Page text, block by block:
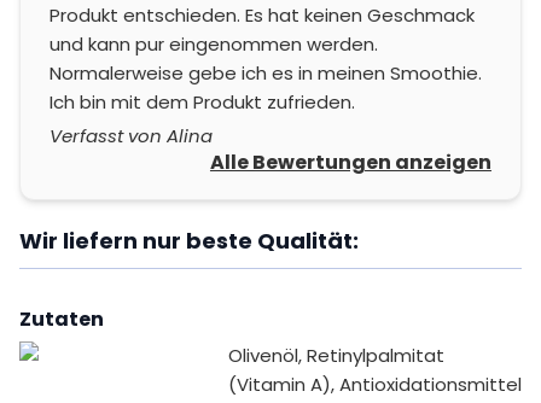
Produkt entschieden. Es hat keinen Geschmack
und kann pur eingenommen werden.
Normalerweise gebe ich es in meinen Smoothie.
Ich bin mit dem Produkt zufrieden.
Verfasst von Alina
Alle Bewertungen anzeigen
Wir liefern nur beste Qualität:
Zutaten
Olivenöl, Retinylpalmitat
(Vitamin A), Antioxidationsmittel